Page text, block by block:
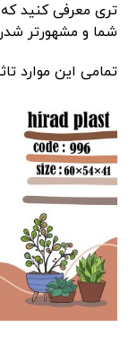
تری معرفی کنید
شما و مشهورتر
تمامی این موارد